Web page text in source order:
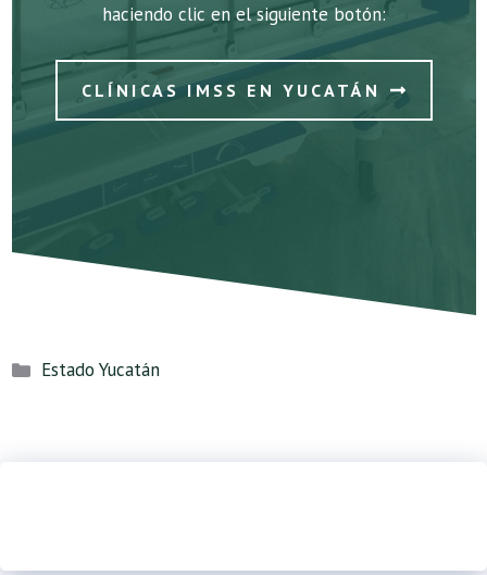
haciendo clic en el siguiente botón:
CLÍNICAS IMSS EN YUCATÁN
Categorías
Estado Yucatán